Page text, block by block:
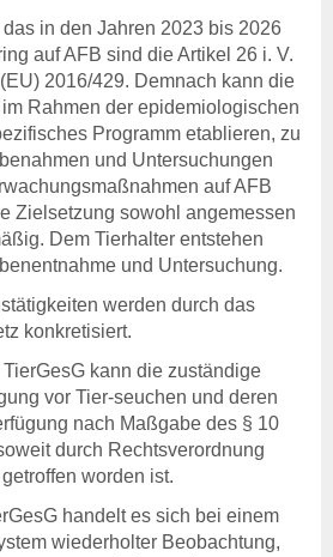
in den Jahren 2023 bis 2026
auf AFB sind die Artikel 26 i. V.
2016/429. Demnach kann die
Rahmen der epidemiologischen
Programm etablieren, zu
und Untersuchungen
auf AFB
Zielsetzung sowohl angemessen
Dem Tierhalter entstehen
und Untersuchung.
werden durch das
konkretisiert.
kann die zuständige
vor Tier-seuchen und deren
nach Maßgabe des § 10
durch Rechtsverordnung
worden ist.
handelt es sich bei einem
wiederholter Beobachtung,